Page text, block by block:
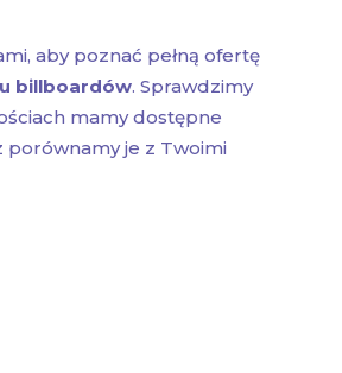
aby poznać pełną ofertę
billboardów. Sprawdzimy
mamy dostępne
porównamy je z Twoimi